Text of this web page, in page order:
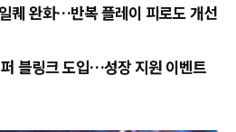
퀘 완화…반복 플레이 피로도 개선
블링크 도입…성장 지원 이벤트